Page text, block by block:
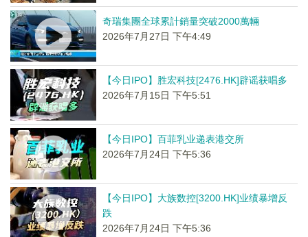
奇瑞集團全球累計銷量突破2000萬輛
2026年7月27日 下午4:49
【今日IPO】胜宏科技[2476.HK]辟谣获唱多
2026年7月15日 下午5:51
【今日IPO】百菲乳业递表港交所
2026年7月24日 下午5:36
【今日IPO】大族数控[3200.HK]业绩暴增反
跌
2026年7月24日 下午5:36